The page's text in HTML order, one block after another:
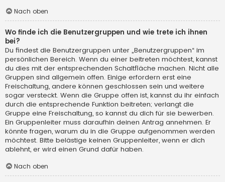
Nach oben
Wo finde ich die Benutzergruppen und wie trete ich ihnen
bei?
Du findest die Benutzergruppen unter „Benutzergruppen“ im
persönlichen Bereich. Wenn du einer beitreten möchtest, kannst
du dies mit der entsprechenden Schaltfläche machen. Nicht alle
Gruppen sind allgemein offen. Einige erfordern erst eine
Freischaltung, andere können geschlossen sein und weitere
sogar versteckt. Wenn die Gruppe offen ist, kannst du ihr einfach
durch die entsprechende Funktion beitreten; verlangt die
Gruppe eine Freischaltung, so kannst du dich für sie bewerben.
Ein Gruppenleiter muss daraufhin deinen Antrag annehmen. Er
könnte fragen, warum du in die Gruppe aufgenommen werden
möchtest. Bitte belästige keinen Gruppenleiter, wenn er dich
ablehnt, er wird einen Grund dafür haben.
Nach oben